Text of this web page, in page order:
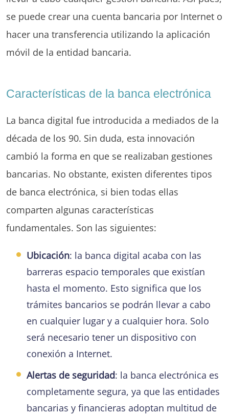
se puede crear una cuenta bancaria por Internet o
hacer una transferencia utilizando la aplicación
móvil de la entidad bancaria.
Características de la banca electrónica
La banca digital fue introducida a mediados de la
década de los 90. Sin duda, esta innovación
cambió la forma en que se realizaban gestiones
bancarias. No obstante, existen diferentes tipos
de banca electrónica, si bien todas ellas
comparten algunas características
fundamentales. Son las siguientes:
Ubicación: la banca digital acaba con las
barreras espacio temporales que existían
hasta el momento. Esto significa que los
trámites bancarios se podrán llevar a cabo
en cualquier lugar y a cualquier hora. Solo
será necesario tener un dispositivo con
conexión a Internet.
Alertas de seguridad: la banca electrónica es
completamente segura, ya que las entidades
bancarias y financieras adoptan multitud de